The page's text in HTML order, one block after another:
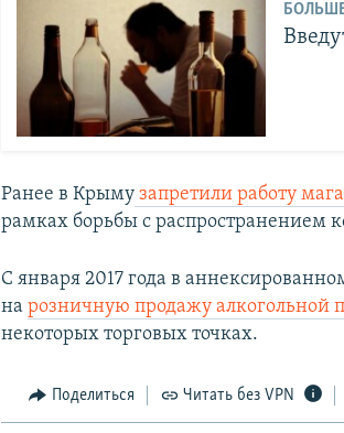
Ранее в Крыму запретили работу
рамках борьбы с распространением
С января 2017 года в
нарозничную продажу алкогольной
некоторых торговых точках.
Поделиться Читать без VPN